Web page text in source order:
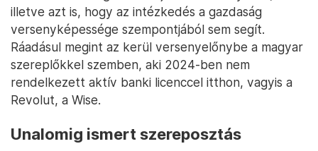
illetve azt is, hogy az intézkedés a gazdaság
versenyképessége szempontjából sem segít.
Ráadásul megint az kerül versenyelőnybe a magyar
szereplőkkel szemben, aki 2024-ben nem
rendelkezett aktív banki licenccel itthon, vagyis a
Revolut, a Wise.
Unalomig ismert szereposztás